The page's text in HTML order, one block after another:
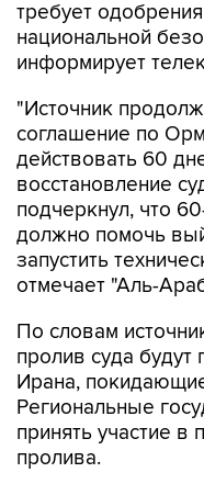
информирует
"Источник
действовать 60
восстановление
подчеркнул, что
должно помочь
запустить
отмечает "Аль-
По словам
Ирана,
Региональные
принять участие в
пролива.
Источник